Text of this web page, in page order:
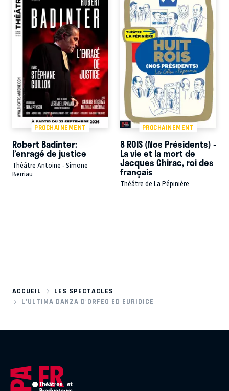
PROCHAINEMENT
Robert Badinter:
l’enragé de justice
Théâtre Antoine - Simone
Berriau
PROCHAINEMENT
8 ROIS (Nos Présidents) -
La vie et la mort de
Jacques Chirac, roi des
français
Théâtre de La Pépinière
ACCUEIL
LES SPECTACLES
L’ULTIMA DANZA D'ORFEO ED EURIDICE